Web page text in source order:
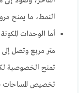
النمط، ما يمنح
تمنح الخصوصية
تخصيص المساحات